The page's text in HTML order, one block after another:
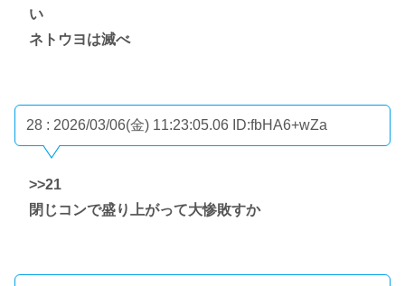
い
ネトウヨは滅べ
28 : 2026/03/06(金) 11:23:05.06 ID:fbHA6+wZa
>>21
閉じコンで盛り上がって大惨敗すか